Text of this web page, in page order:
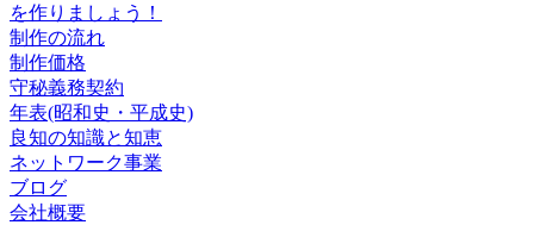
を作りましょう！
制作の流れ
制作価格
守秘義務契約
年表(昭和史・平成史)
良知の知識と知恵
ネットワーク事業
ブログ
会社概要